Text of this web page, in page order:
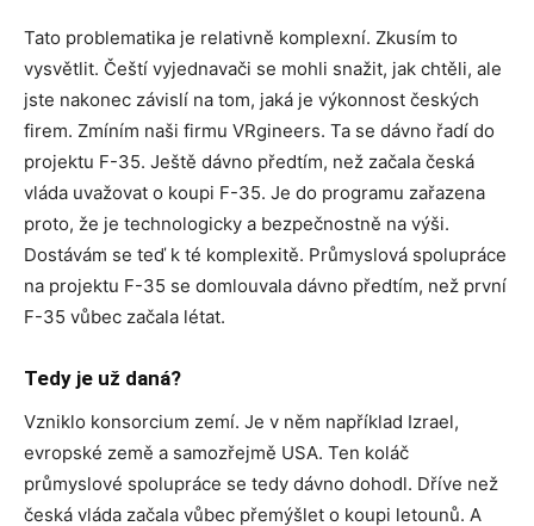
Tato problematika je relativně komplexní. Zkusím to
vysvětlit. Čeští vyjednavači se mohli snažit, jak chtěli, ale
jste nakonec závislí na tom, jaká je výkonnost českých
firem. Zmíním naši firmu VRgineers. Ta se dávno řadí do
projektu F-35. Ještě dávno předtím, než začala česká
vláda uvažovat o koupi F-35. Je do programu zařazena
proto, že je technologicky a bezpečnostně na výši.
Dostávám se teď k té komplexitě. Průmyslová spolupráce
na projektu F-35 se domlouvala dávno předtím, než první
F-35 vůbec začala létat.
Tedy je už daná?
Vzniklo konsorcium zemí. Je v něm například Izrael,
evropské země a samozřejmě USA. Ten koláč
průmyslové spolupráce se tedy dávno dohodl. Dříve než
česká vláda začala vůbec přemýšlet o koupi letounů. A